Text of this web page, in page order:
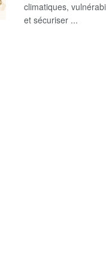
climatiques,
et sécuriser ...